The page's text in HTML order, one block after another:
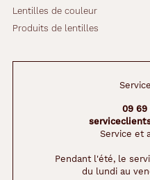
Lentilles de couleur
Produits de lentilles
09 69
Service et
Pendant l'été, le
du lundi au